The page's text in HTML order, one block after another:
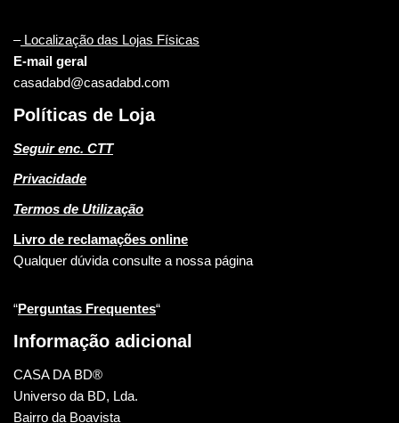
–Localização das Lojas Físicas
E-mail geral
casadabd@casadabd.com
Políticas de Loja
Seguir enc. CTT
Privacidade
Termos de Utilização
Livro de reclamações online
Qualquer dúvida consulte a nossa página
“Perguntas Frequentes“
Informação adicional
CASA DA BD®
Universo da BD, Lda.
Bairro da Boavista